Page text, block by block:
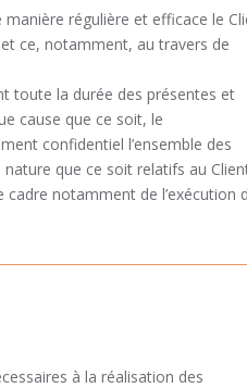
manière régulière et efficace le
ce, notamment, au travers de
toute la durée des présentes et
cause que ce soit, le
confidentiel l’ensemble des
que ce soit relatifs au
notamment de l’exécution
à la réalisation des